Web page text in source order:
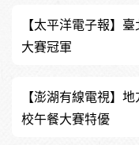
【太平洋電子報】
大賽冠軍
【澎湖有線電視】
校午餐大賽特優